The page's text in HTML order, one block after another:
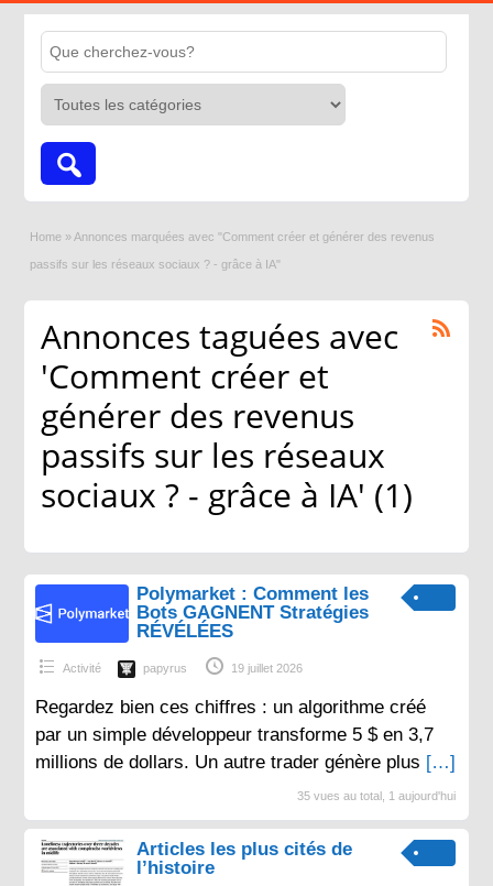
Home » Annonces marquées avec "Comment créer et générer des revenus
passifs sur les réseaux sociaux ? - grâce à IA"
Annonces taguées avec
'Comment créer et
générer des revenus
passifs sur les réseaux
sociaux ? - grâce à IA' (1)
Polymarket : Comment les
Bots GAGNENT Stratégies
RÉVÉLÉES
Activité papyrus 19 juillet 2026
Regardez bien ces chiffres : un algorithme créé
par un simple développeur transforme 5 $ en 3,7
millions de dollars. Un autre trader génère plus […]
35 vues au total, 1 aujourd'hui
Articles les plus cités de
l’histoire